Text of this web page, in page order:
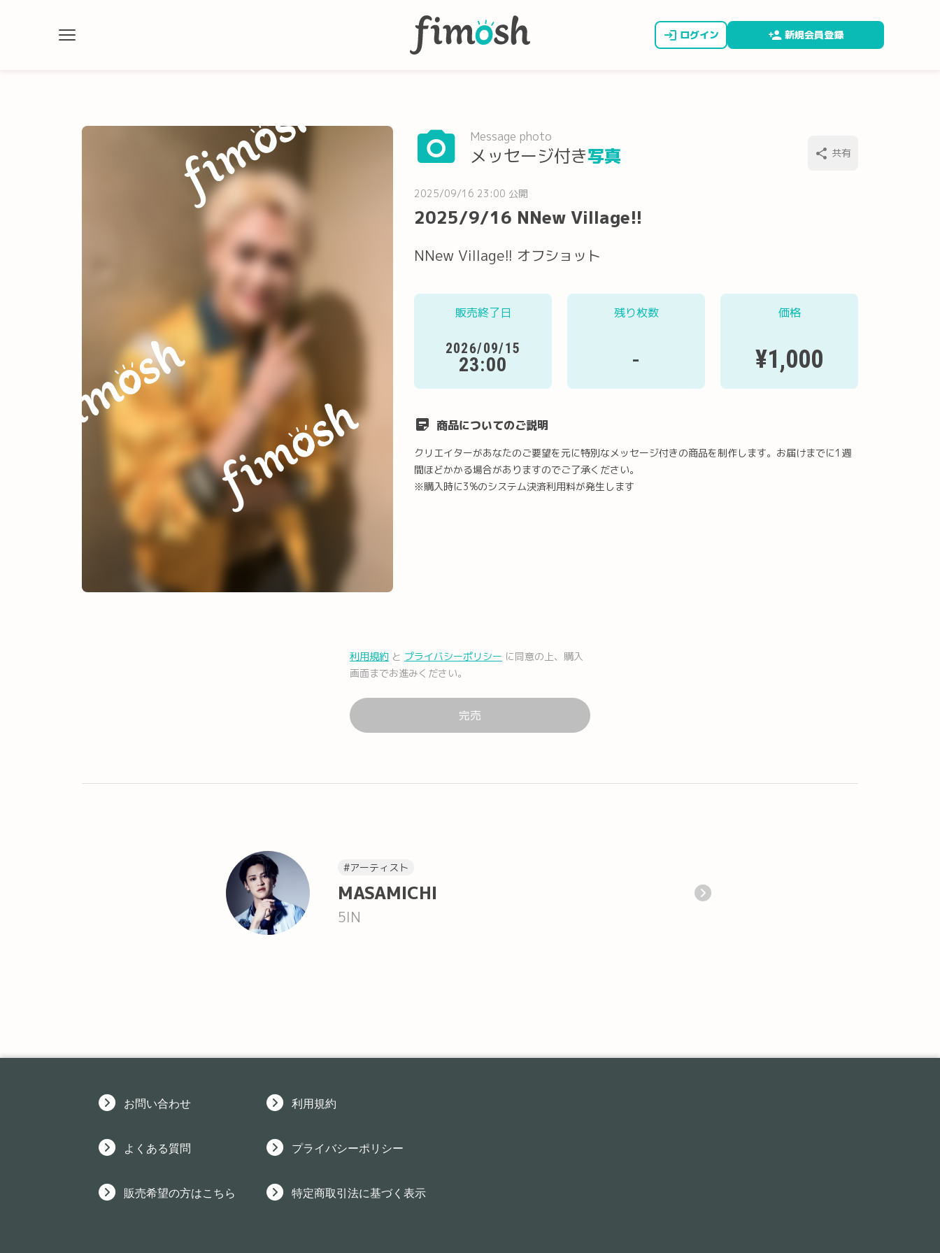
ログイン 新規会員登録
Message photo
メッセージ付き写真 共有
2025/09/16 23:00 公開
2025/9/16 NNew Village!!
NNew Village!! オフショット
販売終了日
2026/09/15
23:00
残り枚数
-
価格
¥1,000
商品についてのご説明
クリエイターがあなたのご要望を元に特別なメッセージ付きの商品を制作します。お届けまでに1週
間ほどかかる場合がありますのでご了承ください。
※購入時に3%のシステム決済利用料が発生します
利用規約 と プライバシーポリシー に同意の上、購入
画面までお進みください。
完売
#アーティスト
MASAMICHI
5IN
お問い合わせ
よくある質問
販売希望の方はこちら
利用規約
プライバシーポリシー
特定商取引法に基づく表示
Facebook